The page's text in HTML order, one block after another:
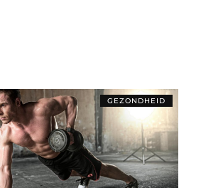
GEZONDHEID